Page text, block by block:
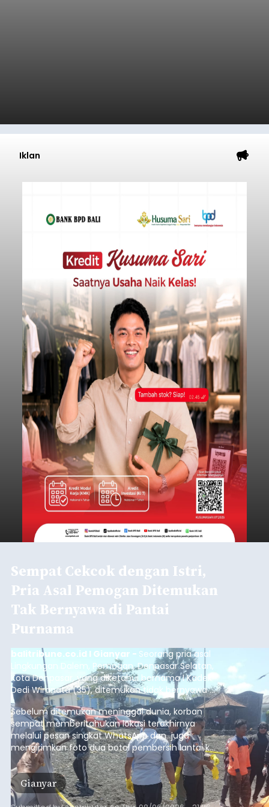
Iklan
Sempat Cekcok dengan Istri,
Pria Asal Pemogan Ditemukan
Tak Bernyawa di Pantai
Purnama
balitribune.co.id I Gianyar - Seorang pria asal
Lingkungan Dalem, Pemogan, Denpasar Selatan,
Kota Denpasar, yang diketahui bernama I Kadek
Dedi Wiranata (35), ditemukan tidak bernyawa di
pesisir Pantai Purnama, Sukawati.
Sebelum ditemukan meninggal dunia, korban
sempat memberitahukan lokasi terakhirnya
melalui pesan singkat WhatsApp dan juga
mengirimkan foto dua botol pembersih lantai ke
istrinya.
Gianyar